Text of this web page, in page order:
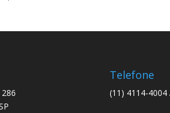
Telefone
(11) 4114-